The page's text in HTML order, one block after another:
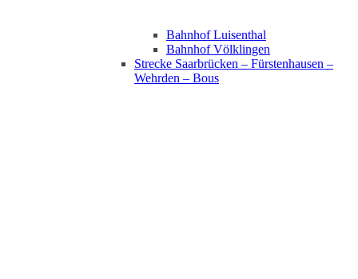
Bahnhof Luisenthal
Bahnhof Völklingen
Strecke Saarbrücken – Fürstenhausen –
Wehrden – Bous